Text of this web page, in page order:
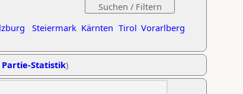
Steiermark Kärnten Tirol Vorarlberg
Statistik)